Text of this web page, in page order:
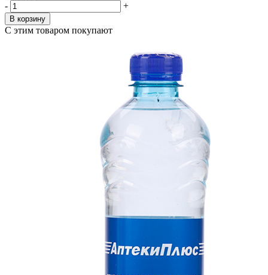
-
+
В корзину
С этим товаром покупают